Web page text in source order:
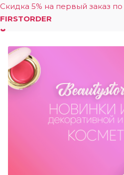
Скидка 5% на первый заказ
FIRSTORDER